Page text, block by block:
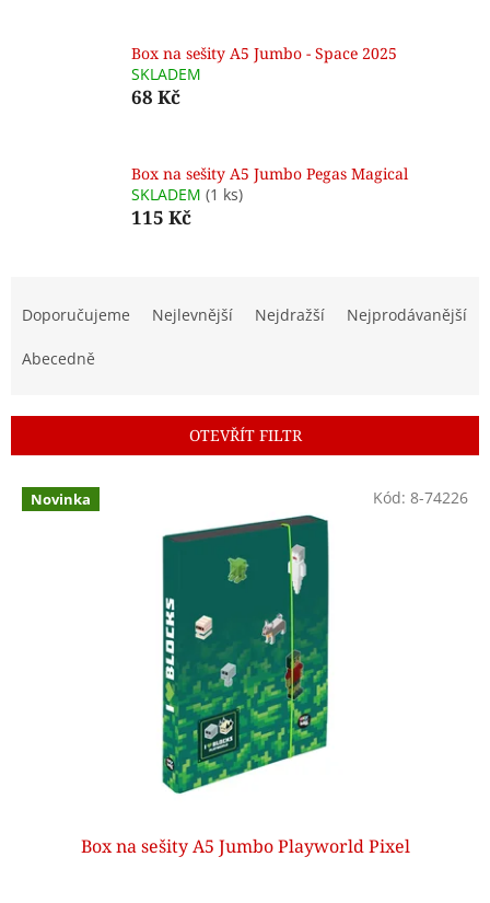
Box na sešity A5 Jumbo - Space 2025
SKLADEM
68 Kč
Box na sešity A5 Jumbo Pegas Magical
SKLADEM (1 ks)
115 Kč
r
o
d
Doporučujeme Nejlevnější Nejdražší Nejprodávanější
Abecedně
OTEVŘÍT FILTR
V Novinka
Box na sešity A5 Jumbo Playworld Pixel
Kód: 8-74226